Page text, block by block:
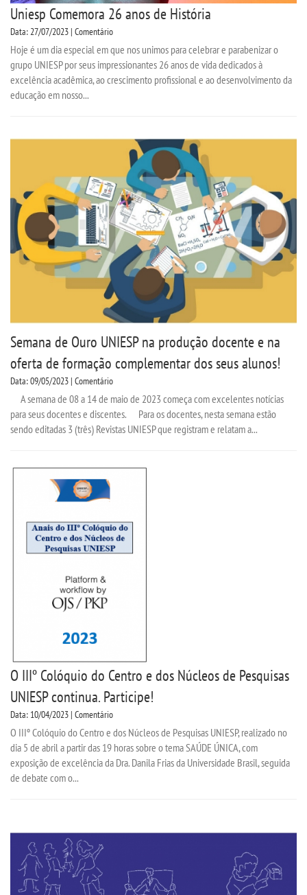
Uniesp Comemora 26 anos de História
Data: 27/07/2023 | Comentário
Hoje é um dia especial em que nos unimos para celebrar e parabenizar o
grupo UNIESP por seus impressionantes 26 anos de vida dedicados à
excelência acadêmica, ao crescimento profissional e ao desenvolvimento da
educação em nosso...
Semana de Ouro UNIESP na produção docente e na
oferta de formação complementar dos seus alunos!
Data: 09/05/2023 | Comentário
A semana de 08 a 14 de maio de 2023 começa com excelentes notícias
para seus docentes e discentes. Para os docentes, nesta semana estão
sendo editadas 3 (três) Revistas UNIESP que registram e relatam a...
O IIIº Colóquio do Centro e dos Núcleos de Pesquisas
UNIESP continua. Participe!
Data: 10/04/2023 | Comentário
O IIIº Colóquio do Centro e dos Núcleos de Pesquisas UNIESP, realizado no
dia 5 de abril a partir das 19 horas sobre o tema SAÚDE ÚNICA, com
exposição de excelência da Dra. Danila Frias da Universidade Brasil, seguida
de debate com o...